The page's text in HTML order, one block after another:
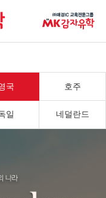
국 호주
일 네덜란드